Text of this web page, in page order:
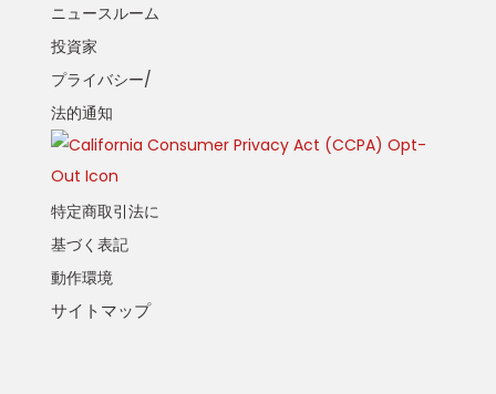
ニュースルーム
投資家
プライバシー/
法的通知
特定商取引法に
基づく表記
動作環境
サイトマップ